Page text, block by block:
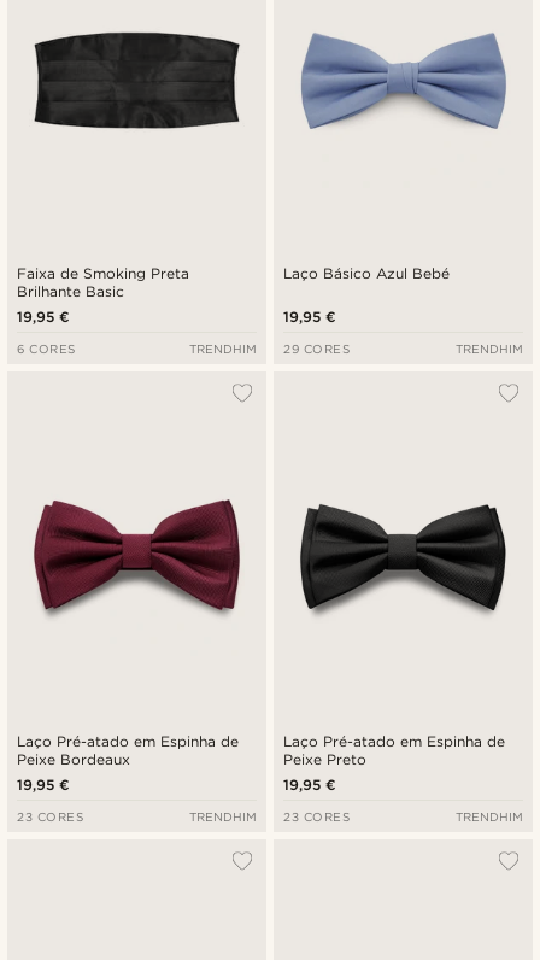
Faixa de Smoking Preta
Brilhante Basic
19,95 €
6 CORES TRENDHIM
Laço Básico Azul Bebé
19,95 €
29 CORES TRENDHIM
Laço Pré-atado em Espinha de
Peixe Bordeaux
19,95 €
23 CORES TRENDHIM
Laço Pré-atado em Espinha de
Peixe Preto
19,95 €
23 CORES TRENDHIM